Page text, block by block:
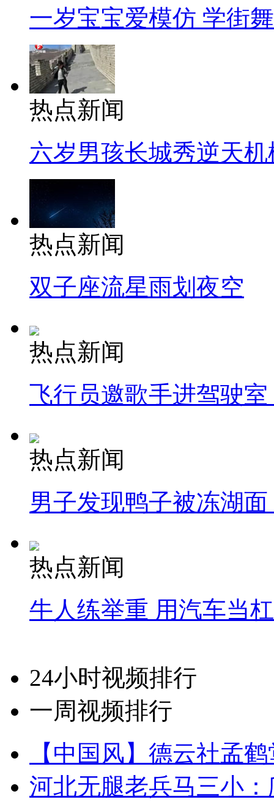
一岁宝宝爱模仿 学街
热点新闻
六岁男孩长城秀逆天机
热点新闻
双子座流星雨划夜空
热点新闻
飞行员邀歌手进驾驶
热点新闻
男子发现鸭子被冻湖
热点新闻
牛人练举重 用汽车当
24小时视频排行
一周视频排行
【中国风】德云社孟
河北无腿老兵马三小